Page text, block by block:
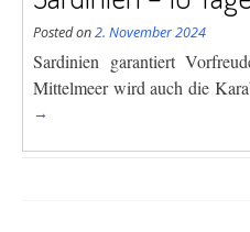
Posted on2. November 2024
Sardinien garantiert
Mittelmeer wird auch die
→